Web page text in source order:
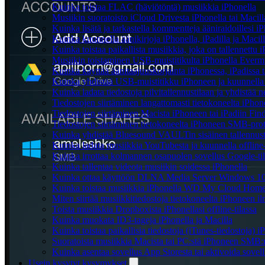
Kuinka toistaa FLAC (häviötöntä) musiikkia iPhonella
Musiikin suoratoisto iCloud Drivesta iPhonella tai
Kuinka lisätä ja tarkastella kommentteja ääniraidoillesi
Kuinka kuunnella äänikirjoja iPhonella, iPadilla ja
Kuinka toistaa paikallista musiikkia, joka on tallennettu
Musiikin toistaminen USB-muistitikulta iPhonella
Kuinka käyttää äänitaajuuskorjainta iPhonessa,
Kuinka yhdistää USB-muistitikku iPhoneen ja
Kuinka ladata tiedostoja pilvitallennustilaan ja yhdistää
Tiedostojen siirtäminen langattomasti tietokoneelta
Tiedostojen siirtäminen Macista iPhoneen tai iPadiin
Tiedostojen siirtäminen tietokoneelta iPhoneen SMB-
Kuinka yhdistää Bluesound VAULTin sisäinen
Kuinka ladata musiikkia YouTubesta ja kuunnella
Kuinka irrottaa kolmannen osapuolen sovellus Google-
Kuinka tallentaa videota musiikin soidessa iPhonella
Kuinka ottaa käyttöön DLNA Media Server Windows
Kuinka toistaa musiikkia iPhonella WD My Cloud
Miten siirtää musiikkitiedostoja tietokoneelta iPhoneen
Toista musiikkia Dropboxista iPhonellasi offline-tilassa
Kuinka muokata ID3-tageja iPhonella ja Macilla
Kuinka toistaa paikallisia tiedostoja (iTunes-tiedostoja)
Suoratoista musiikkia Macista tai PC:stä iPhoneen
Kuinka asentaa sovellus App Storesta tai aktivoida
Usein kysytyt kysymykset